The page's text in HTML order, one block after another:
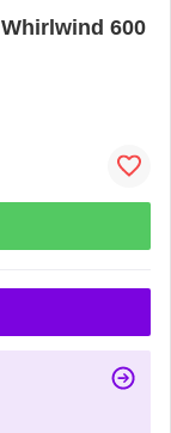
600